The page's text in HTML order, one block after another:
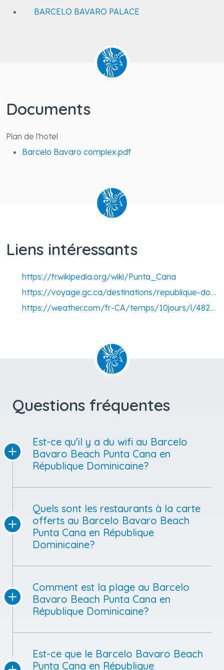
BARCELO BAVARO PALACE
Documents
Plan de l'hotel
Barcelo Bavaro complex.pdf
Liens intéressants
https://fr.wikipedia.org/wiki/Punta_Cana
https://voyage.gc.ca/destinations/republique-dominicaine
https://weather.com/fr-CA/temps/10jours/l/48263452da6132125f13bee3e29b8b00dd4bd55a4495027121a044ad338bede9
Questions fréquentes
Est-ce qu'il y a du wifi au Barcelo
Bavaro Beach Punta Cana en
République Dominicaine?
Quels sont les restaurants à la carte
offerts au Barcelo Bavaro Beach
Punta Cana en République
Dominicaine?
Comment est la plage au Barcelo
Bavaro Beach Punta Cana en
République Dominicaine?
Est-ce que le Barcelo Bavaro Beach
Punta Cana en République